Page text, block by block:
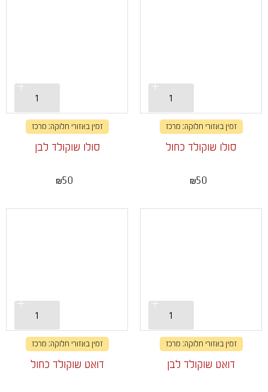
זמין באזורי חלוקה: מרכז
סולו שוקולד כחול
₪50
זמין באזורי חלוקה: מרכז
סולו שוקולד לבן
₪50
זמין באזורי חלוקה: מרכז
דואט שוקולד לבן
זמין באזורי חלוקה: מרכז
דואט שוקולד כחול